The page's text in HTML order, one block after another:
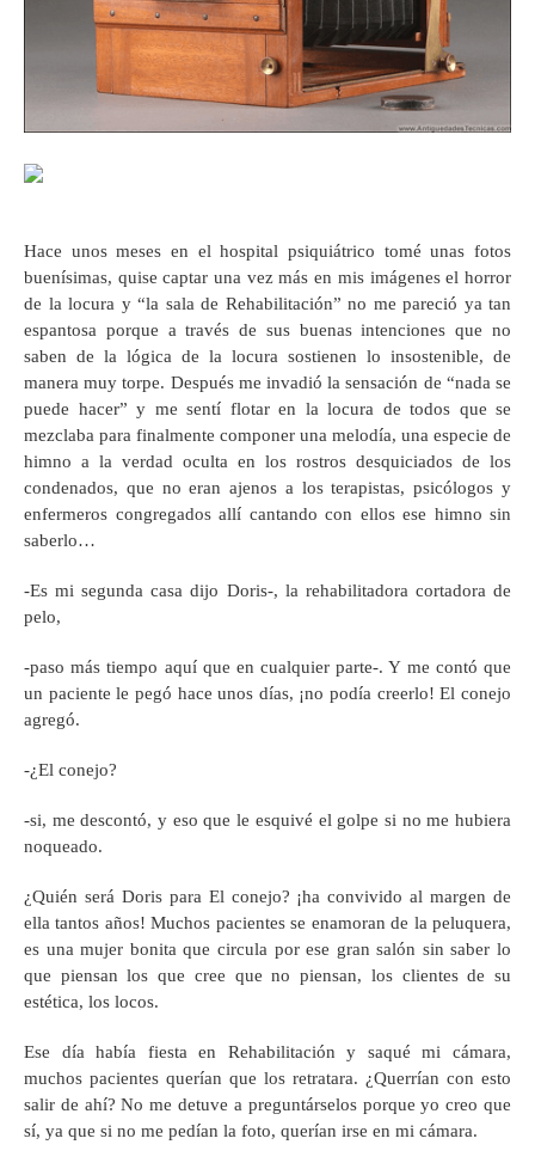
Hace unos meses en el hospital psiquiátrico tomé unas fotos
buenísimas, quise captar una vez más en mis imágenes el horror
de la locura y “la sala de Rehabilitación” no me pareció ya tan
espantosa porque a través de sus buenas intenciones que no
saben de la lógica de la locura sostienen lo insostenible, de
manera muy torpe. Después me invadió la sensación de “nada se
puede hacer” y me sentí flotar en la locura de todos que se
mezclaba para finalmente componer una melodía, una especie de
himno a la verdad oculta en los rostros desquiciados de los
condenados, que no eran ajenos a los terapistas, psicólogos y
enfermeros congregados allí cantando con ellos ese himno sin
saberlo…
-Es mi segunda casa dijo Doris-, la rehabilitadora cortadora de
pelo,
-paso más tiempo aquí que en cualquier parte-. Y me contó que
un paciente le pegó hace unos días, ¡no podía creerlo! El conejo
agregó.
-¿El conejo?
-si, me descontó, y eso que le esquivé el golpe si no me hubiera
noqueado.
¿Quién será Doris para El conejo? ¡ha convivido al margen de
ella tantos años! Muchos pacientes se enamoran de la peluquera,
es una mujer bonita que circula por ese gran salón sin saber lo
que piensan los que cree que no piensan, los clientes de su
estética, los locos.
Ese día había fiesta en Rehabilitación y saqué mi cámara,
muchos pacientes querían que los retratara. ¿Querrían con esto
salir de ahí? No me detuve a preguntárselos porque yo creo que
sí, ya que si no me pedían la foto, querían irse en mi cámara.